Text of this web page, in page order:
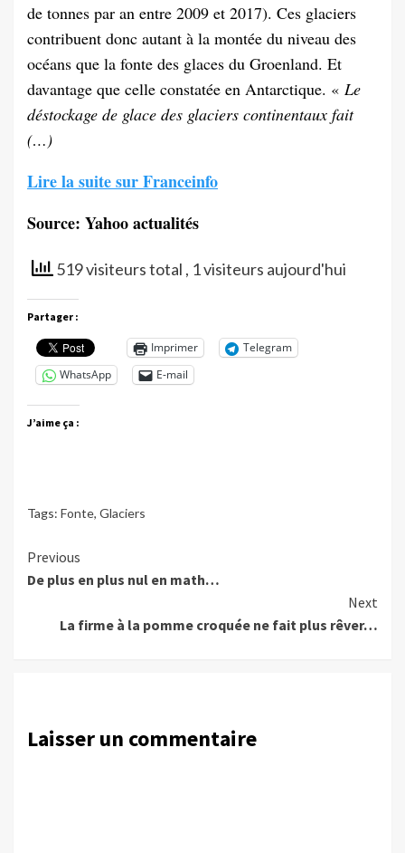
de tonnes par an entre 2009 et 2017). Ces glaciers
contribuent donc autant à la montée du niveau des
océans que la fonte des glaces du Groenland. Et
davantage que celle constatée en Antarctique. « Le
déstockage de glace des glaciers continentaux fait
(…)
Lire la suite sur Franceinfo
Source: Yahoo actualités
519 visiteurs total , 1 visiteurs aujourd'hui
Partager :
Imprimer
Telegram
WhatsApp
E-mail
J’aime ça :
Tags: Fonte, Glaciers
Continue
Reading
Previous
De plus en plus nul en math…
Next
La firme à la pomme croquée ne fait plus rêver…
Laisser un commentaire